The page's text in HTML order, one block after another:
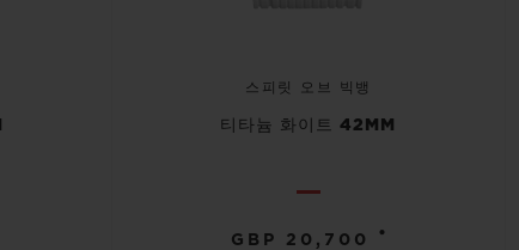
스피릿 오브 빅뱅
티타늄 화이트 42MM
GBP 20,700 •